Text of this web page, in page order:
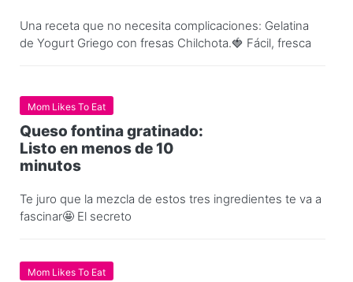
Una receta que no necesita complicaciones: Gelatina
de Yogurt Griego con fresas Chilchota.🍓 Fácil, fresca
Mom Likes To Eat
Queso fontina gratinado:
Listo en menos de 10
minutos
Te juro que la mezcla de estos tres ingredientes te va a
fascinar🤩 El secreto
Mom Likes To Eat